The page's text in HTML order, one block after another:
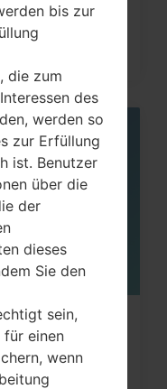
05
MAI
Menü
bis zur
die zum
des
werden so
zur Erfüllung
ist. Benutzer
über die
der
dieses
Sie den
sein,
für einen
wenn